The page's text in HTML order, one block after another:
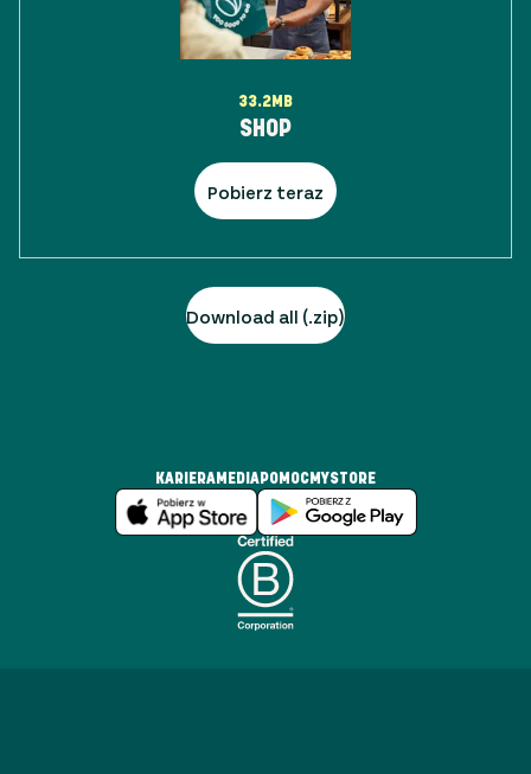
33.2MB
SHOP
Pobierz teraz
Download all (.zip)
KARIERA MEDIA POMOC MYSTORE